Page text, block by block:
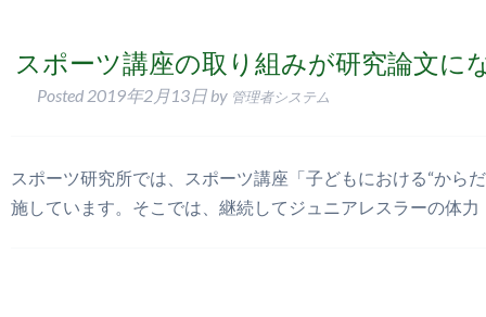
スポーツ講座の取り組みが研究論文に
Posted 2019年2月13日 by 管理者システム
スポーツ研究所では、スポーツ講座「子どもにおける“から
施しています。そこでは、継続してジュニアレスラーの体